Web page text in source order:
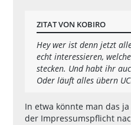
ZITAT VON KOBIRO
Hey wer ist denn jetzt
echt interessieren,
stecken. Und habt ihr
Oder läuft alles übern
In etwa könnte man das
der Impressumspflicht